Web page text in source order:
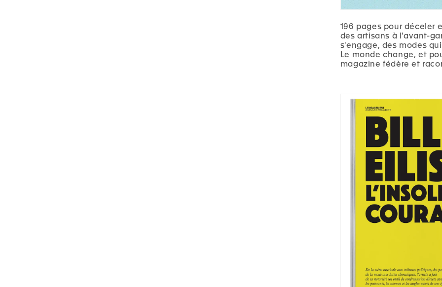
196 pages pour déceler
des artisans à l'avant-
s'engage, des modes
Le monde change, et
magazine fédère et